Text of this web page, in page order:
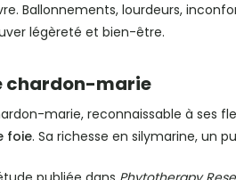
Ballonnements, lourdeurs,
légèreté et bien-être.
chardon-marie
marie, reconnaissable à ses
foie. Sa richesse en silymarine, un